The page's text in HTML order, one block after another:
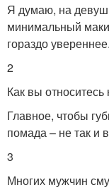
Я думаю, на
минимальный
гораздо увереннее.
2
Как вы
Главное, чтобы
помада – не так и
3
Многих мужчин